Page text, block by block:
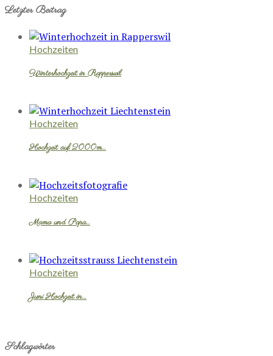
Letzter Beitrag
Hochzeiten
Winterhochzeit in Rapperswil
Hochzeiten
Hochzeit auf 2000m…
Hochzeiten
Mama und Papa…
Hochzeiten
Juni Hochzeit in…
Schlagwörter